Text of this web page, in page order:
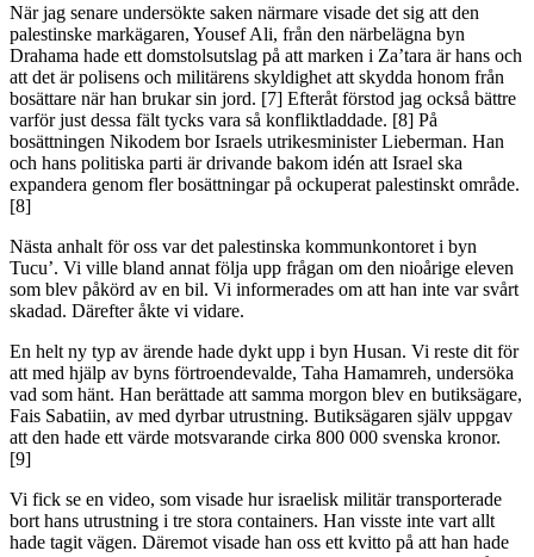
När jag senare undersökte saken närmare visade det sig att den
palestinske markägaren, Yousef Ali, från den närbelägna byn
Drahama hade ett domstolsutslag på att marken i Za’tara är hans och
att det är polisens och militärens skyldighet att skydda honom från
bosättare när han brukar sin jord. [7] Efteråt förstod jag också bättre
varför just dessa fält tycks vara så konfliktladdade. [8] På
bosättningen Nikodem bor Israels utrikesminister Lieberman. Han
och hans politiska parti är drivande bakom idén att Israel ska
expandera genom fler bosättningar på ockuperat palestinskt område.
[8]
Nästa anhalt för oss var det palestinska kommunkontoret i byn
Tucu’. Vi ville bland annat följa upp frågan om den nioårige eleven
som blev påkörd av en bil. Vi informerades om att han inte var svårt
skadad. Därefter åkte vi vidare.
En helt ny typ av ärende hade dykt upp i byn Husan. Vi reste dit för
att med hjälp av byns förtroendevalde, Taha Hamamreh, undersöka
vad som hänt. Han berättade att samma morgon blev en butiksägare,
Fais Sabatiin, av med dyrbar utrustning. Butiksägaren själv uppgav
att den hade ett värde motsvarande cirka 800 000 svenska kronor.
[9]
Vi fick se en video, som visade hur israelisk militär transporterade
bort hans utrustning i tre stora containers. Han visste inte vart allt
hade tagit vägen. Däremot visade han oss ett kvitto på att han hade